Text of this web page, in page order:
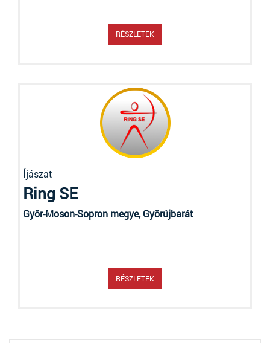
RÉSZLETEK
Íjászat
Ring SE
Gyõr-Moson-Sopron megye, Gyõrújbarát
RÉSZLETEK